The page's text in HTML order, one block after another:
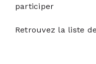
participer
Retrouvez la liste